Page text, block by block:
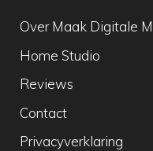
Over Maak Digitale
Home Studio
Reviews
Contact
Privacyverklaring